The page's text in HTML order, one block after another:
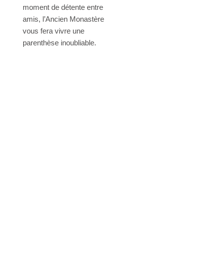
moment de détente entre
amis, l’Ancien Monastère
vous fera vivre une
parenthèse inoubliable.